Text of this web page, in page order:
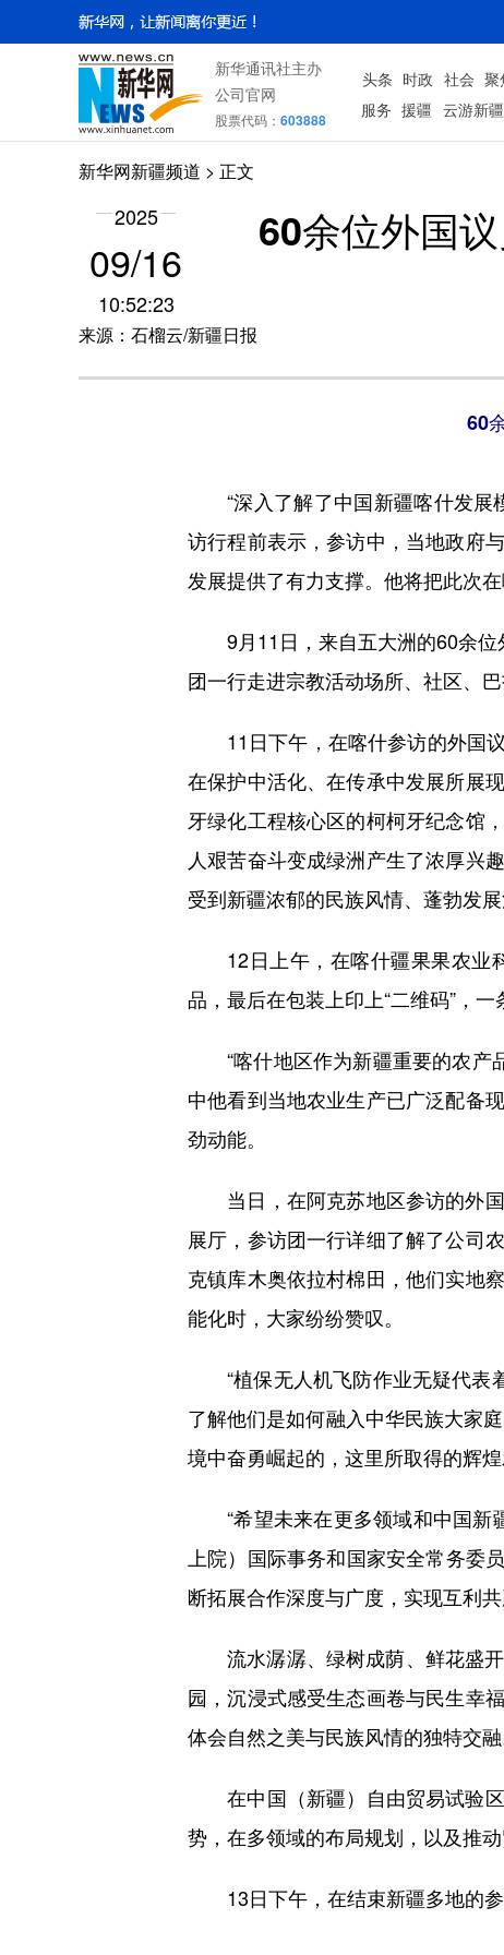
新华通讯社主办
公司官网
股票代码： 603888
头条 时政 社会 聚
服务 援疆 云游新疆
新华网新疆频道 > 正文
2025
09/16
10:52:23
来源：石榴云/新疆日报
60余位外国
60
“深入了解了中国新疆喀什发展
访行程前表示，参访中，当地政府
发展提供了有力支撑。他将把此次
9月11日，来自五大洲的60余位
团一行走进宗教活动场所、社区、
11日下午，在喀什参访的外国议
在保护中活化、在传承中发展所展
牙绿化工程核心区的柯柯牙纪念馆
人艰苦奋斗变成绿洲产生了浓厚兴
受到新疆浓郁的民族风情、蓬勃发
12日上午，在喀什疆果果农业
品，最后在包装上印上“二维码”，一
“喀什地区作为新疆重要的农产
中他看到当地农业生产已广泛配备
劲动能。
当日，在阿克苏地区参访的外国
展厅，参访团一行详细了解了公司
克镇库木奥依拉村棉田，他们实地
能化时，大家纷纷赞叹。
“植保无人机飞防作业无疑代表
了解他们是如何融入中华民族大家
境中奋勇崛起的，这里所取得的辉
“希望未来在更多领域和中国新
上院）国际事务和国家安全常务委
断拓展合作深度与广度，实现互利共
流水潺潺、绿树成荫、鲜花盛开
园，沉浸式感受生态画卷与民生幸
体会自然之美与民族风情的独特交融
在中国（新疆）自由贸易试验区
势，在多领域的布局规划，以及推
13日下午，在结束新疆多地的参